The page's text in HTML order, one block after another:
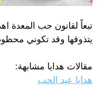
تبعاً لقانون حب المعدة
يتذوقها وقد تكوني
مقالات هدايا مشابهة:
هدايا عيد الحب